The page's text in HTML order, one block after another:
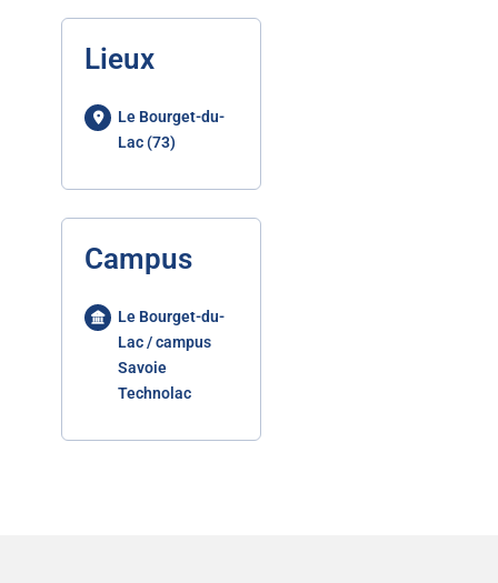
Lieux
Le Bourget-du-
Lac (73)
Campus
Le Bourget-du-
Lac / campus
Savoie
Technolac